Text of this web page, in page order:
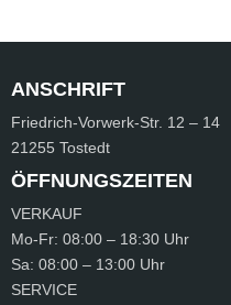
ANSCHRIFT
Friedrich-Vorwerk-Str. 12 – 14
21255 Tostedt
ÖFFNUNGSZEITEN
VERKAUF
Mo-Fr: 08:00 – 18:30 Uhr
Sa: 08:00 – 13:00 Uhr
SERVICE